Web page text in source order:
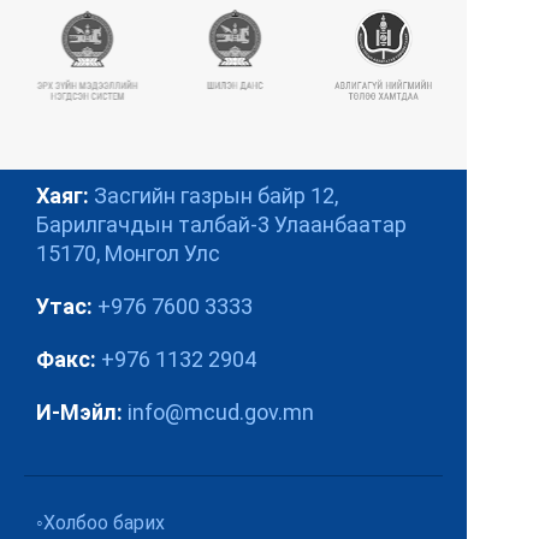
ХЯНАЛТ-ШИНЖИЛГЭЭ, ҮНЭЛГЭЭ, ДОТООД
АУДИТЫН ГАЗАР
ИЛ ТОД
ҮЙЛ АЖИЛЛАГААНЫ ИЛ ТОД БАЙДАЛ
АВЛИГЫН ЭСРЭГ
ТӨРИЙН АЛБАНЫ САЛБАР ЗӨВЛӨЛ
ТУСГАЙ ЗӨВШӨӨРӨЛ
Холбоо барих
Хаяг: Засгийн газрын байр 12,
Барилгачдын талбай-3 Улаанбаатар
15170, Монгол Улс
Утас: +976 7600 3333
Факс: +976 1132 2904
И-Мэйл: info@mcud.gov.mn
Холбоо барих